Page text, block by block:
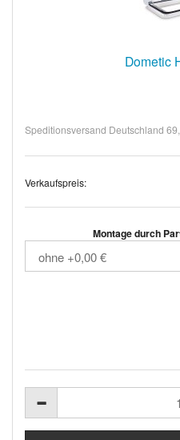
Dometic
Speditionsversand Deutschland
Verkaufspreis:
Montage durch